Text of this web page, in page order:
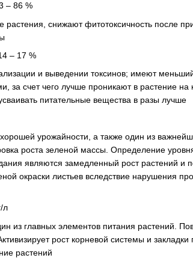
86 %
растения, снижают фитотоксичность после
– 17 %
и выведении токсинов; имеют
за счет чего лучше проникают в растение на
питательные вещества в разы лучше
урожайности, а также один из
роста зеленой массы. Определение
являются замедленный рост растений и
окраски листьев вследствие нарушения
л
из главных элементов питания растений.
рост корневой системы и закладки
растений